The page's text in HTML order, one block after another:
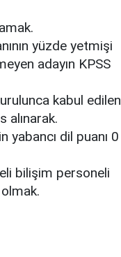
yüzde yetmişi
adayın KPSS
kabul edilen
alınarak.
yabancı dil puanı 0
bilişim personeli